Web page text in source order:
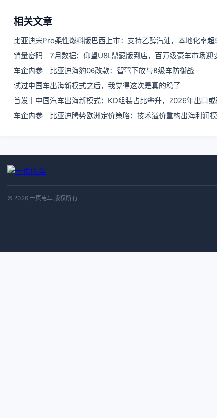
相关文章
比亚迪宋Pro柔性燃料版巴西上市：支持乙醇汽油，本地化率超
销量密码｜7月数据：仰望U8L鼎藏版到店，百万级豪车市场迎
车企内参｜比亚迪海豹06改款：智驾下放与B级车防御战
试过中国车出海新模式之后，我觉得这次是真的稳了
首发｜中国汽车出海新模式：KD组装占比攀升，2026年出口
车企内参｜比亚迪腾势欧洲定价策略：技术溢价重构出海利润
© 2026 一页电车 版权所有